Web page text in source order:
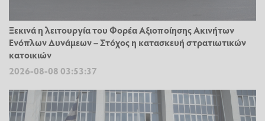
Ξεκινά η λειτουργία του Φορέα Αξιοποίησης Ακινήτων
Ενόπλων Δυνάμεων – Στόχος η κατασκευή στρατιωτικών
κατοικιών
2026-08-08 03:53:37